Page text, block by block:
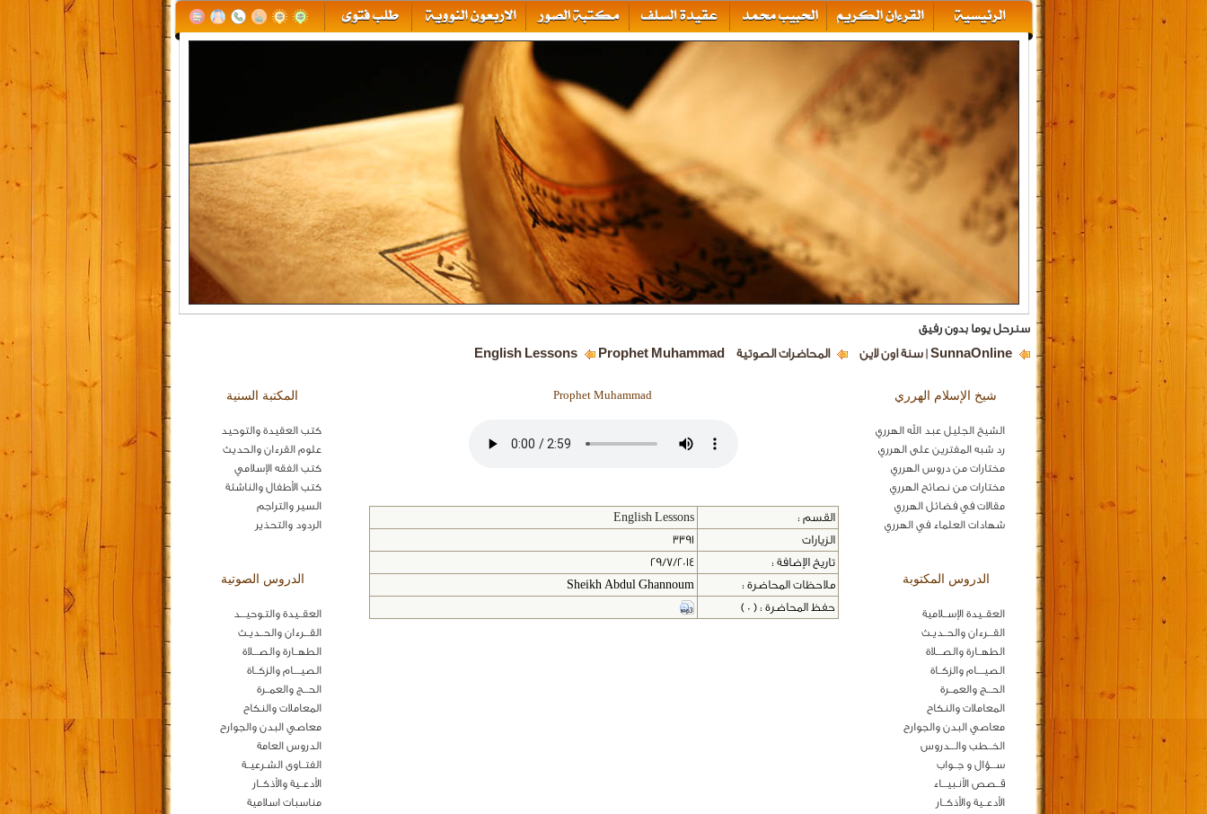
سنرحل يوما بدون رفيق
SunnaOnline | سنة اون لاين المحاضرات الصوتية English Lessons Prophet Muhammad
شيخ الإسلام الهرري
الشيخ الجليل عبد الله الهرري
رد شبه المفترين على الهرري
مختارات من دروس الهرري
مختارات من نصائح الهرري
مقالات في فضائل الهرري
شهادات العلماء في الهرري
الدروس المكتوبة
العقــيدة الإســلامية
القـــرءان والحــديـث
الطهــارة والصـــلاة
الصيــــام والزكــاة
الحـــج والعمــرة
المعاملات والنكاح
معاصي البدن والجوارح
الخــطب والـــدروس
ســـؤال و جــواب
قــصص الأنـبيـــاء
الأدعــية والأذكــار
المكتبة السنية
كتب العقيدة والتوحيد
علوم القرءان والحديث
كتب الفقه الإسلامي
كتب الأطفال والناشئة
السير والتراجم
الردود والتحذير
الدروس الصوتية
العقــيدة والتـوحيـــد
القـــرءان والحــديـث
الطهــارة والصـــلاة
الصيــــام والزكــاة
الحـــج والعمــرة
المعاملات والنكاح
معاصي البدن والجوارح
الدروس العامة
الفتــاوى الشـرعيــة
الأدعــية والأذكــار
مناسبات اسلامية
Prophet Muhammad
القسم :
English Lessons
الزيارات
3391
تاريخ الإضافة :
29/7/2014
ملاحظات المحاضرة :
Sheikh Abdul Ghannoum
حفظ المحاضرة : ( 0 )